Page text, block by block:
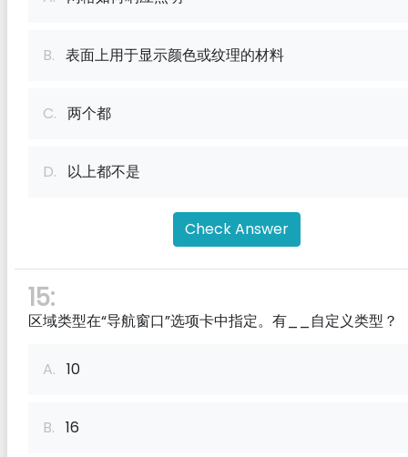
B. 表面上用于显示颜色或纹理的材料
C. 两个都
D. 以上都不是
Check Answer
15:
区域类型在“导航窗口”选项卡中指定。有__自定义类型？
A. 10
B. 16